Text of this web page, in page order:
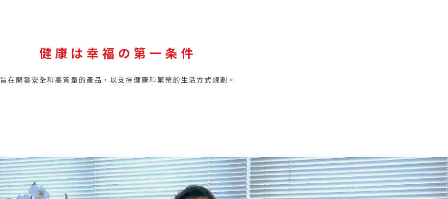
健康は幸福の第一条件
旨在開發安全和高質量的產品，以支持健康和繁榮的生活方式規劃。